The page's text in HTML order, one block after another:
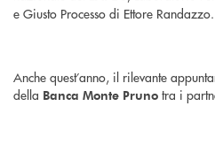
e Giusto Processo di Ettore Randazzo.
Anche quest’anno, il rilevante
della Banca Monte Pruno tra i